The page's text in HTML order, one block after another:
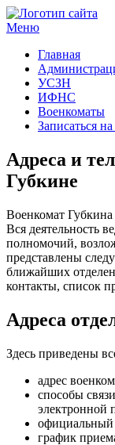
Меню
Главная
УСЗН
ИФНС
Военкоматы
Записаться
Адреса и
Губкине
Военкомат
Вся деятельность
полномочий,
представлены
ближайших
контакты, список
Адреса
Здесь приведены
адрес
способы
электронной
официальный
график